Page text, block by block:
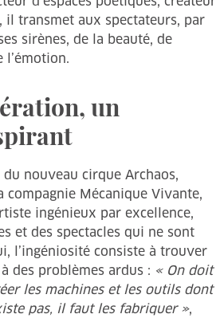
il transmet aux spectateurs, par
sirènes, de la beauté, de
l’émotion.
un
nouveau cirque Archaos,
compagnie Mécanique Vivante,
ingénieux par excellence,
et des spectacles qui ne sont
l’ingéniosité consiste à trouver
des problèmes ardus : « On doit
les machines et les outils dont
pas, il faut les fabriquer »,